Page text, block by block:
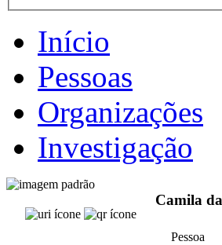
Início
Pessoas
Organizações
Investigação
Camila
Pessoa